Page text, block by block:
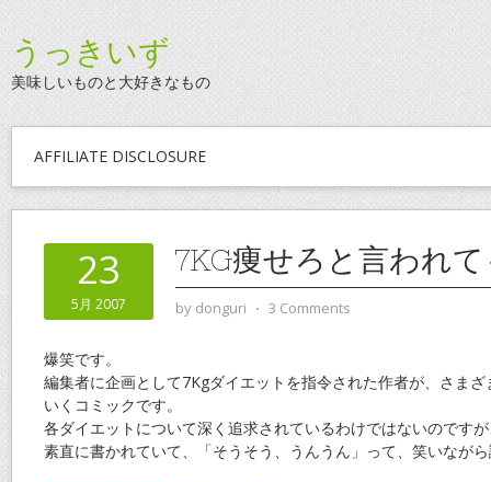
うっきいず
美味しいものと大好きなもの
AFFILIATE DISCLOSURE
23
5月 2007
7KG痩せろと言われ
by donguri ⋅ 3 Comments
爆笑です。
編集者に企画として7Kgダイエットを指令された作者が、さま
いくコミックです。
各ダイエットについて深く追求されているわけではないのです
素直に書かれていて、「そうそう、うんうん」って、笑いなが